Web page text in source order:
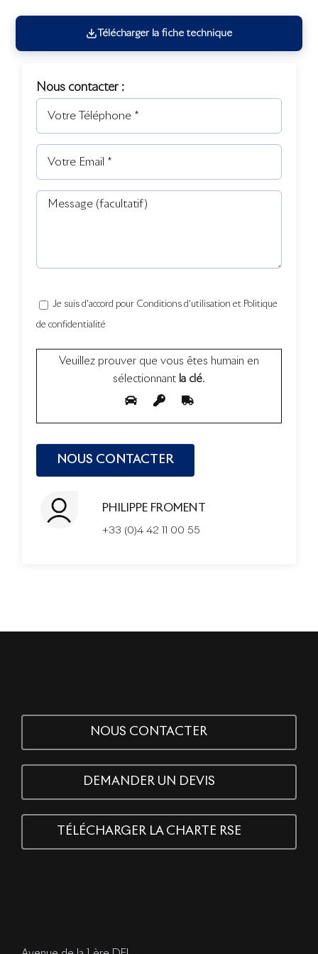
Télécharger la fiche technique
Nous contacter :
Je suis d'accord pour Conditions d'utilisation et Politique
de confidentialité
Veuillez prouver que vous êtes humain en
sélectionnant la clé.
PHILIPPE FROMENT
+33 (0)4 42 11 00 55
NOUS CONTACTER
DEMANDER UN DEVIS
TÉLÉCHARGER LA CHARTE RSE